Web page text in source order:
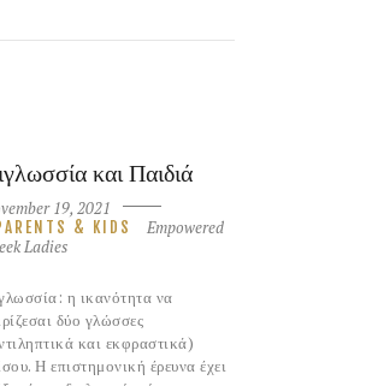
και Παιδιά
19, 2021
& KIDS
Empowered
Ladies
η ικανότητα να
δύο γλώσσες
και εκφραστικά)
Η επιστημονική έρευνα έχει